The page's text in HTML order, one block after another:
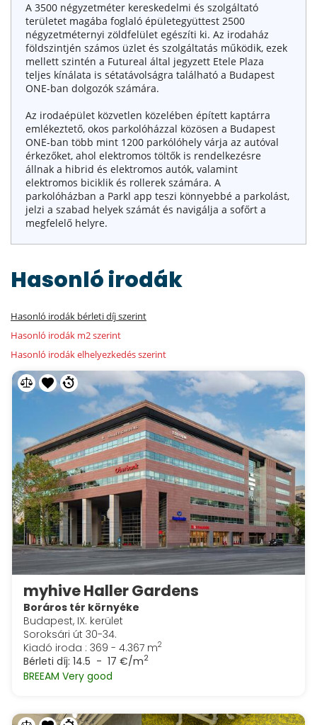
A 3500 négyzetméter kereskedelmi és szolgáltató
területet magába foglaló épületegyüttest 2500
négyzetméternyi zöldfelület egészíti ki. Az irodaház
földszintjén számos üzlet és szolgáltatás működik, ezek
mellett szintén a Futureal által jegyzett Etele Plaza
teljes kínálata is sétatávolságra található a Budapest
ONE-ban dolgozók számára.
Az irodaépület közvetlen közelében épített kaptárra
emlékeztető, okos parkolóházzal közösen a Budapest
ONE-ban több mint 1200 parkólóhely várja az autóval
érkezőket, ahol elektromos töltők is rendelkezésre
állnak a hibrid és elektromos autók, valamint
elektromos biciklik és rollerek számára. A
parkolóházban a Parkl app teszi könnyebbé a parkolást,
jelzi a szabad helyek számát és navigálja a sofőrt a
megfelelő helyre.
Hasonló irodák
Hasonló irodák bérleti díj szerint
Hasonló irodák m2 szerint
Hasonló irodák elhelyezkedés szerint
myhive Haller Gardens
Boráros tér környéke
Budapest, IX. kerület
Soroksári út 30-34.
Kiadó iroda : 369 - 4.367 m2
Bérleti díj: 14.5 - 17 €/m2
BREEAM Very good